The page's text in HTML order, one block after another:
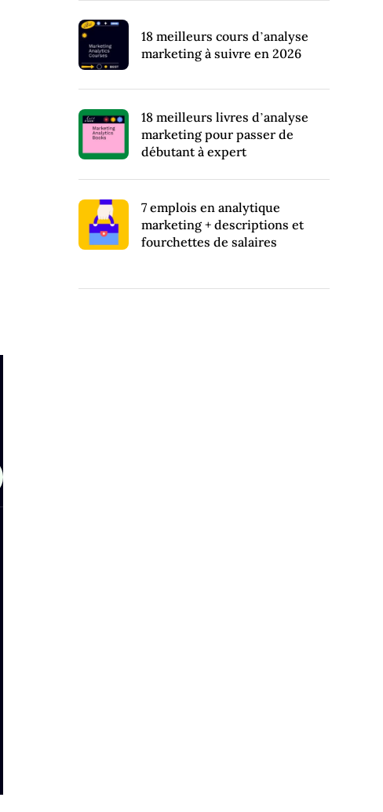
18 meilleurs cours d’analyse
marketing à suivre en 2026
18 meilleurs livres d’analyse
marketing pour passer de
débutant à expert
7 emplois en analytique
marketing + descriptions et
fourchettes de salaires